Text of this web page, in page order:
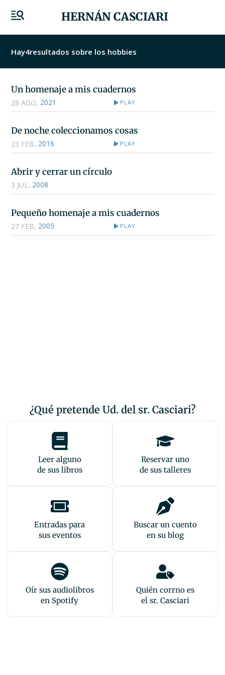
HERNÁN CASCIARI
Hay4resultados sobre los hobbies
Un homenaje a mis cuadernos
28 AGO, 2021 PLAY
De noche coleccionamos cosas
23 FEB, 2016 PLAY
Abrir y cerrar un círculo
3 JUL , 2008
Pequeño homenaje a mis cuadernos
27 FEB, 2005 PLAY
¿Qué pretende Ud. del sr. Casciari?
Leer alguno
de sus libros
Reservar uno
de sus talleres
Entradas para
sus eventos
Buscar un cuento
en su blog
Oír sus audiolibros
en Spotify
Quién corrno es
el sr. Casciari